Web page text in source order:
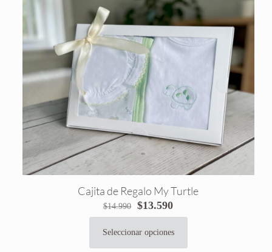
Cajita de Regalo My Turtle
$14.990
El
precio
original
$13.590El
precio
actual
Seleccionar opciones